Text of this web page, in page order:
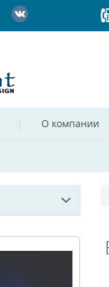
О компании